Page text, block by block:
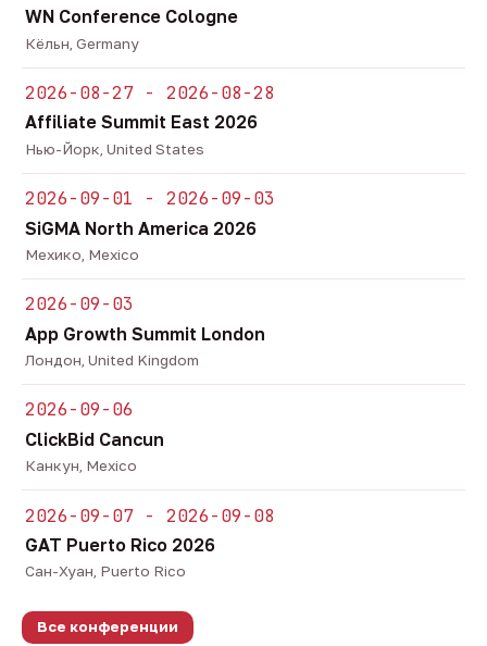
WN Conference Cologne
Кёльн, Germany
2026-08-27 - 2026-08-28
Affiliate Summit East 2026
Нью-Йорк, United States
2026-09-01 - 2026-09-03
SiGMA North America 2026
Мехико, Mexico
2026-09-03
App Growth Summit London
Лондон, United Kingdom
2026-09-06
ClickBid Cancun
Канкун, Mexico
2026-09-07 - 2026-09-08
GAT Puerto Rico 2026
Сан-Хуан, Puerto Rico
Все конференции